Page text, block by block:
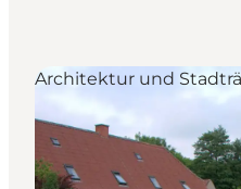
Reise Ideen
Outdoor & bike
Essen & trinken
Übernachtung
Architektur und